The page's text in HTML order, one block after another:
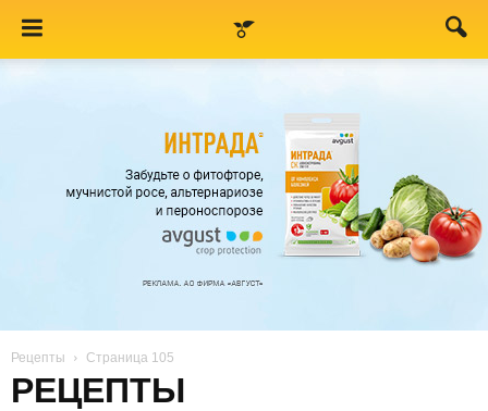
Рецепты Страница 105
РЕЦЕПТЫ